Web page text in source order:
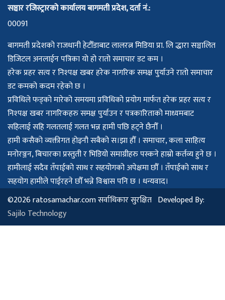
सञ्चार रजिस्ट्रारको कार्यालय बागमती प्रदेश, दर्ता नं.:
00091
बागमती प्रदेशको राजधानी हेटौँडाबाट लालरत्न मिडिया प्रा. लि द्धारा सञ्चालित
डिजिटल अनलाईन पत्रिका यो हो रातो समाचार डट कम ।
हरेक प्रहर सत्य र निश्पक्ष खबर हरेक नागरिक समक्ष पुर्याउने रातो समाचार
डट कमको कदम रहेको छ ।
प्रविधिले फड्को मारेको समयमा प्रविधिको प्रयोग मार्फत हरेक प्रहर सत्य र
निश्पक्ष खबर नागरिकहरु समक्ष पुर्याउन र पत्रकारिताको माध्यमबाट
सहिलाई सहि गलतलाई गलत भन्न हामी पछि हट्ने छैनौँ ।
हामी कसैको व्यक्तीगत होइनौ सबैको स।झा हौँ । समाचार, कला साहित्य
मनोरञ्जन, बिचारका प्रस्तुती र भिडियो समाग्रीहरु पस्कने हाम्रो कर्तव्य हुने छ ।
हामीलाई सदैव तँपाईको साथ र सहयोगको अपेक्षमा छौँ । तँपाईको साथ र
सहयोग हामीले पाईरहने छौँ भन्ने विश्वास पनि छ । धन्यवाद।
©2026 ratosamachar.com सर्वाधिकार सुरक्षित Developed By:
Sajilo Technology